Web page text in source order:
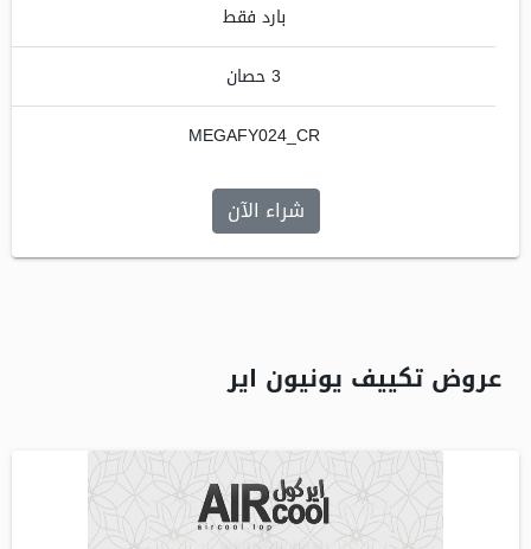
بارد فقط
3 حصان
MEGAFY024_CR
شراء الآن
عروض تكييف يونيون اير